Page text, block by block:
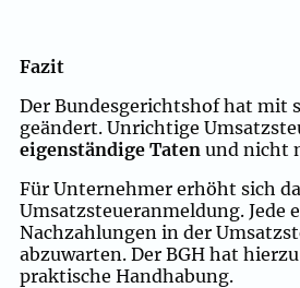
Fazit
Der Bundesgerichtshof hat mit
geändert. Unrichtige
eigenständige Taten und nicht
Für Unternehmer erhöht sich
Umsatzsteueranmeldung. Jede
Nachzahlungen in der
abzuwarten. Der BGH hat
praktische Handhabung.